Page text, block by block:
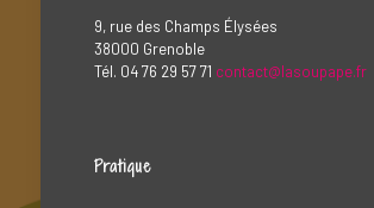
9, rue des Champs Élysées
38000 Grenoble
Tél. 04 76 29 57 71 contact@lasoupape.fr
Pratique